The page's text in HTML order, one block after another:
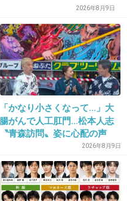
-13
なぁ
2026年8月9日
「かなり小さくなって…」大
腸がんで人工肛門…松本人志
〝青森訪問〟姿に心配の声
続々「脂肪のない感じが痛ま
しい」「無理せずに」
2026年8月9日